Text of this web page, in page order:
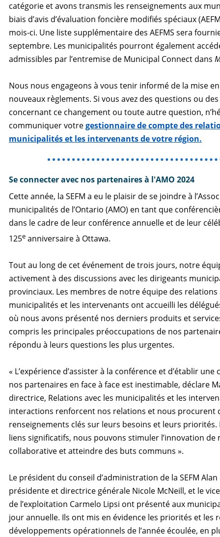
catégorie et avons transmis les renseignements aux
biais d’avis d’évaluation foncière modifiés spéciaux
mois-ci. Une liste supplémentaire des AEFMS sera
septembre. Les municipalités pourront également
admissibles par l’entremise de Municipal Connect dans
Nous nous engageons à vous tenir informé de la mise
nouveaux règlements. Si vous avez des questions ou
concernant ce changement ou toute autre question,
communiquer votregestionnaire de compte des
municipalités et les intervenants de votre région.
Se connecter avec nos partenaires à l'AMO 2024
Cette année, la SEFM a eu le plaisir de se joindre à
municipalités de l’Ontario (AMO) en tant que
dans le cadre de leur conférence annuelle et de leur
125e anniversaire à Ottawa.
Toutau long de cet événement de trois jours, notre
activement à des discussions avec les dirigeants
provinciaux. Les membres de notre équipe des relations
municipalités et les intervenants ont accueilli les
où nous avons présenté nos derniers produits et
compris les principales préoccupations de nos
répondu à leurs questions les plus urgentes.
« L’expérience d’assister à la conférence et d’établir une
nos partenaires en face à face est inestimable, déclare
directrice, Relations avec les municipalités et les
interactions renforcent nos relations et nous procurent
renseignements clés sur leurs besoins et leurs priorités.
liens significatifs, nous pouvons stimuler l’innovation de
collaborative et atteindre des buts communs ».
Le président du conseil d’administration de la SEFM Alan
présidente et directrice générale Nicole McNeill, et le
de l’exploitation Carmelo Lipsi ont présenté aux
jour annuelle. Ils ont mis en évidence les priorités et les
développements opérationnels de l’année écoulée, en